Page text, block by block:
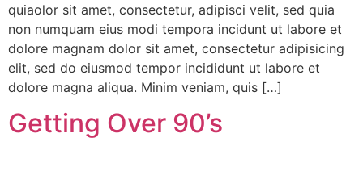
quiaolor sit amet, consectetur, adipisci velit, sed quia
non numquam eius modi tempora incidunt ut labore et
dolore magnam dolor sit amet, consectetur adipisicing
elit, sed do eiusmod tempor incididunt ut labore et
dolore magna aliqua. Minim veniam, quis […]
Getting Over 90’s